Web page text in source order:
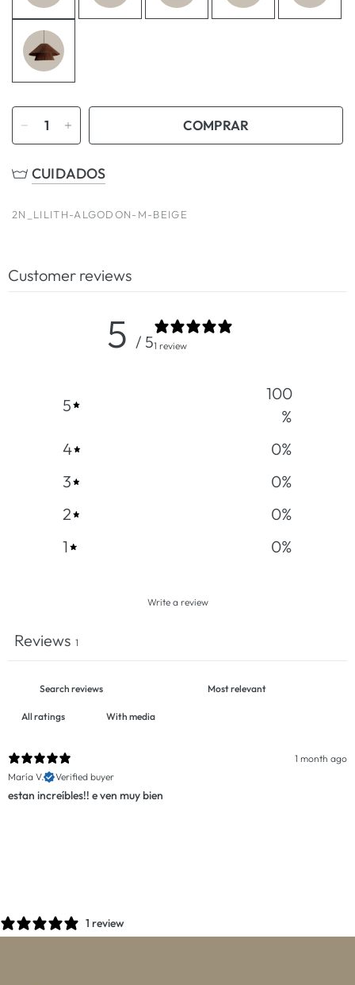
COMPRAR
CUIDADOS
2N_LILITH-ALGODON-M-BEIGE
Customer reviews
5 / 51 review
5
100
%
4
0%
3
0%
2
0%
1
0%
Write a review
Reviews 1
With media
1 month ago
María V.
Verified buyer
estan increíbles!! e ven muy bien
1 review